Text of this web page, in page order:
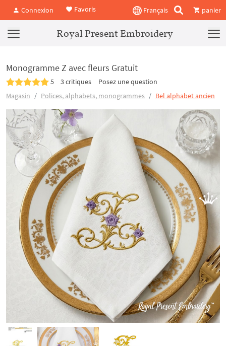
Connexion Favoris Français panier
Royal Present Embroidery
Monogramme Z avec fleurs Gratuit
5 3 critiques
Posez une question
Magasin
Polices, alphabets, monogrammes Bel alphabet ancien